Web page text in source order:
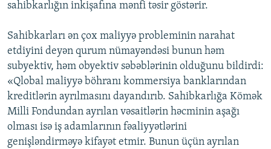
sahibkarlığın inkişafına mənfi təsir göstərir.
Sahibkarları ən çox maliyyə probleminin narahat
etdiyini deyən qurum nümayəndəsi bunun həm
subyektiv, həm obyektiv səbəblərinin olduğunu bildirdi:
«Qlobal maliyyə böhranı kommersiya banklarından
kreditlərin ayrılmasını dayandırıb. Sahibkarlığa Kömək
Milli Fondundan ayrılan vəsaitlərin həcminin aşağı
olması isə iş adamlarının fəaliyyətlərini
genişləndirməyə kifayət etmir. Bunun üçün ayrılan